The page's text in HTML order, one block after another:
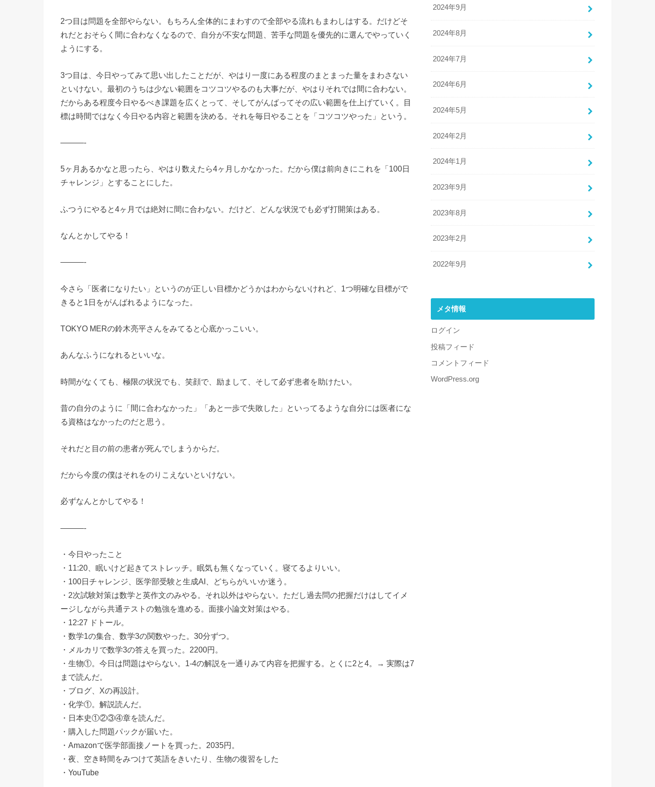
2つ目は問題を全部やらない。もちろん全体的にまわすので全部やる流れもまわしはする。だけどそ
れだとおそらく間に合わなくなるので、自分が不安な問題、苦手な問題を優先的に選んでやっていく
ようにする。
3つ目は、今日やってみて思い出したことだが、やはり一度にある程度のまとまった量をまわさない
といけない。最初のうちは少ない範囲をコツコツやるのも大事だが、やはりそれでは間に合わない。
だからある程度今日やるべき課題を広くとって、そしてがんばってその広い範囲を仕上げていく。目
標は時間ではなく今日やる内容と範囲を決める。それを毎日やることを「コツコツやった」という。
———-
5ヶ月あるかなと思ったら、やはり数えたら4ヶ月しかなかった。だから僕は前向きにこれを「100日
チャレンジ」とすることにした。
ふつうにやると4ヶ月では絶対に間に合わない。だけど、どんな状況でも必ず打開策はある。
なんとかしてやる！
———-
今さら「医者になりたい」というのが正しい目標かどうかはわからないけれど、1つ明確な目標がで
きると1日をがんばれるようになった。
TOKYO MERの鈴木亮平さんをみてると心底かっこいい。
あんなふうになれるといいな。
時間がなくても、極限の状況でも、笑顔で、励まして、そして必ず患者を助けたい。
昔の自分のように「間に合わなかった」「あと一歩で失敗した」といってるような自分には医者にな
る資格はなかったのだと思う。
それだと目の前の患者が死んでしまうからだ。
だから今度の僕はそれをのりこえないといけない。
必ずなんとかしてやる！
———-
・今日やったこと
・11:20、眠いけど起きてストレッチ。眠気も無くなっていく。寝てるよりいい。
・100日チャレンジ、医学部受験と生成AI、どちらがいいか迷う。
・2次試験対策は数学と英作文のみやる。それ以外はやらない。ただし過去問の把握だけはしてイメ
ージしながら共通テストの勉強を進める。面接小論文対策はやる。
・12:27 ドトール。
・数学1の集合、数学3の関数やった。30分ずつ。
・メルカリで数学3の答えを買った。2200円。
・生物①。今日は問題はやらない。1-4の解説を一通りみて内容を把握する。とくに2と4。→ 実際は7
まで読んだ。
・ブログ、Xの再設計。
・化学①。解説読んだ。
・日本史①②③④章を読んだ。
・購入した問題パックが届いた。
・Amazonで医学部面接ノートを買った。2035円。
・夜、空き時間をみつけて英語をきいたり、生物の復習をした
・YouTube
2024年9月
2024年8月
2024年7月
2024年6月
2024年5月
2024年2月
2024年1月
2023年9月
2023年8月
2023年2月
2022年9月
メタ情報
ログイン
投稿フィード
コメントフィード
WordPress.org